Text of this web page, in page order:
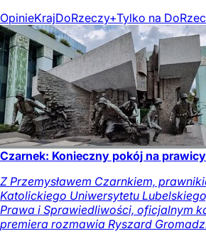
OpinieKrajDoRzeczy+Tylko na
Czarnek: Konieczny pokój na prawicy
Z Przemysławem Czarnkiem,
Katolickiego Uniwersytetu
Prawa i Sprawiedliwości, oficjalnym
premiera rozmawia Ryszard